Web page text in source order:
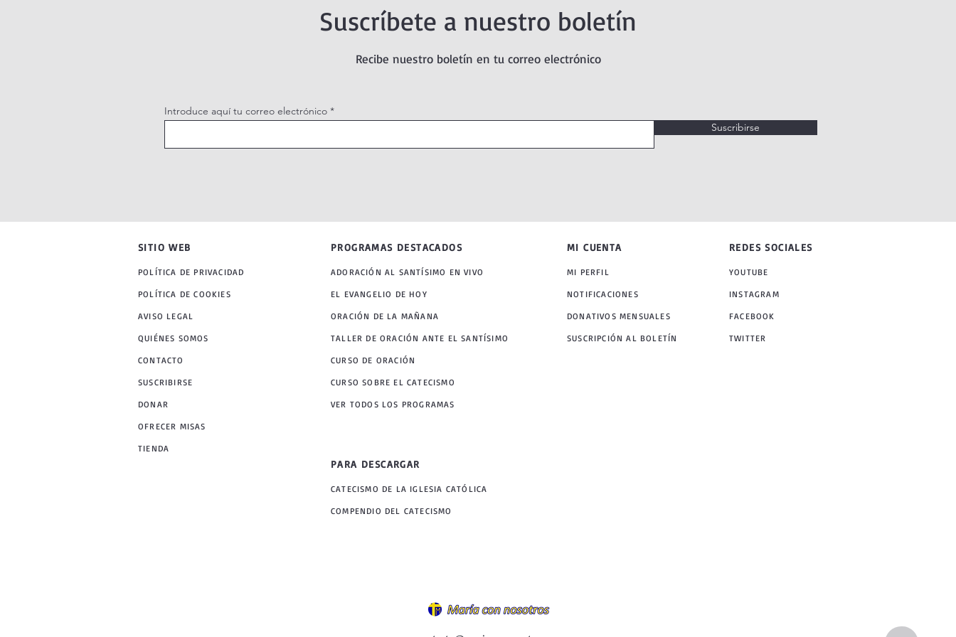
Suscríbete a nuestro boletín
Recibe nuestro boletín en tu correo electrónico
Introduce aquí tu correo electrónico
Suscribirse
SITIO WEB
POLÍTICA DE PRIVACIDAD
POLÍTICA DE COOKIES
AVISO LEGAL
QUIÉNES SOMOS
CONTACTO
SUSCRIBIRSE
DONAR
PROGRAMAS DESTACADOS
ADORACIÓN AL SANTÍSIMO EN VIVO
EL EVANGELIO DE HOY
ORACIÓN DE LA MAÑANA
TALLER DE ORACIÓN ANTE EL SANTÍSIMO
MI CUENTA
MI PERFIL
NOTIFICACIONES
DONATIVOS MENSUALES
SUSCRIPCIÓN AL BOLETÍN
REDES SOCIALES
YOUTUBE
INSTAGRAM
FACEBOOK
TWITTER
CURSO DE ORACIÓN
CURSO SOBRE EL CATECISMO
VER TODOS LOS PROGRAMAS
OFRECER MISAS
TIENDA
PARA DESCARGAR
CATECISMO DE LA IGLESIA CATÓLICA
COMPENDIO DEL CATECISMO